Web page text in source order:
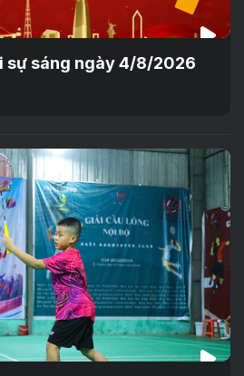
sự sáng ngày 4/8/2026